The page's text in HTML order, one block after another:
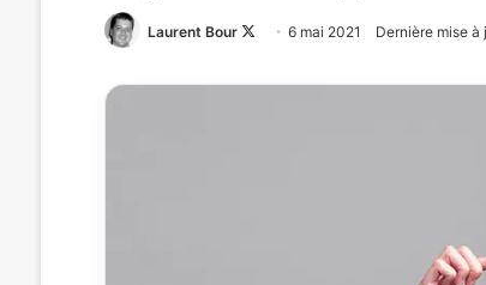
Laurent Bour
Follow
X
6 mai 2021 Dernière mise à